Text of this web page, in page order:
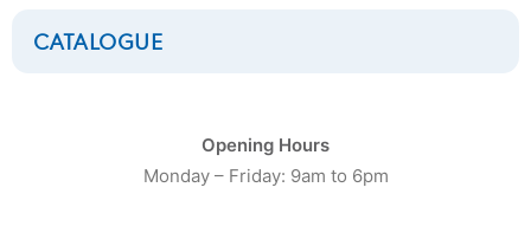
CATALOGUE
Opening Hours
Monday – Friday: 9am to 6pm
CATÉGORIE DE PRODUIT